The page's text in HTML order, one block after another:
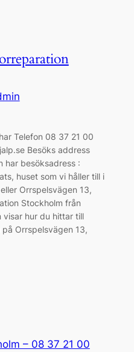
Telefon 08 37 21 00
Besöks address
har besöksadress :
huset som vi håller till i
Orrspelsvägen 13,
Stockholm från
visar hur du hittar till
Orrspelsvägen 13,
– 08 37 21 00